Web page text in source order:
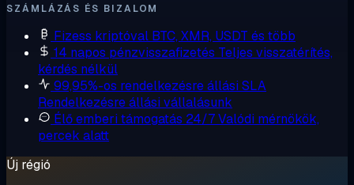
SZÁMLÁZÁS ÉS BIZALOM
Fizess kriptóval BTC, XMR, USDT és több
14 napos pénzvisszafizetés Teljes visszatérítés,
kérdés nélkül
99,95%-os rendelkezésre állási SLA
Rendelkezésre állási vállalásunk
Élő emberi támogatás 24/7Valódi mérnökök,
percek alatt
Új régió